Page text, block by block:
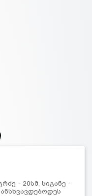
- 20სმ, სიგანე -